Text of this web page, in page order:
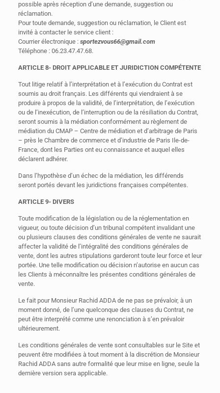
possible après réception d’une demande, suggestion ou
réclamation.
Pour toute demande, suggestion ou réclamation, le Client est
invité à contacter le service client :
Courrier électronique : sportezvous66@gmail.com
Téléphone : 06.23.47.47.68.
ARTICLE 8- DROIT APPLICABLE ET JURIDICTION COMPÉTENTE
Tout litige relatif à l’interprétation et à l’exécution du Contrat est
soumis au droit français. Les différents qui viendraient à se
produire à propos de la validité, de l’interprétation, de l’exécution
ou de l’inexécution, de l’interruption ou de la résiliation du Contrat,
seront soumis à la médiation conformément au règlement de
médiation du CMAP – Centre de médiation et d’arbitrage de Paris
– près le Chambre de commerce et d’industrie de Paris Ile-de-
France, dont les Parties ont eu connaissance et auquel elles
déclarent adhérer.
Dans l’hypothèse d’un échec de la médiation, les différends
seront portés devant les juridictions françaises compétentes.
ARTICLE 9- DIVERS
Toute modification de la législation ou de la réglementation en
vigueur, ou toute décision d’un tribunal compétent invalidant une
ou plusieurs clauses des conditions générales de vente ne saurait
affecter la validité de l’intégralité des conditions générales de
vente, dont les autres stipulations garderont toute leur force et leur
portée. Une telle modification ou décision n’autorise en aucun cas
les Clients à méconnaître les présentes conditions générales de
vente.
Le fait pour Monsieur Rachid ADDA de ne pas se prévaloir, à un
moment donné, de l’une quelconque des clauses du Contrat, ne
peut être interprété comme une renonciation à s’en prévaloir
ultérieurement.
Les conditions générales de vente sont consultables sur le Site et
peuvent être modifiées à tout moment à la discrétion de Monsieur
Rachid ADDA sans autre formalité que leur mise en ligne, seule la
dernière version sera applicable.